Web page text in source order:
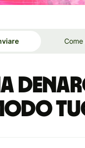
Come